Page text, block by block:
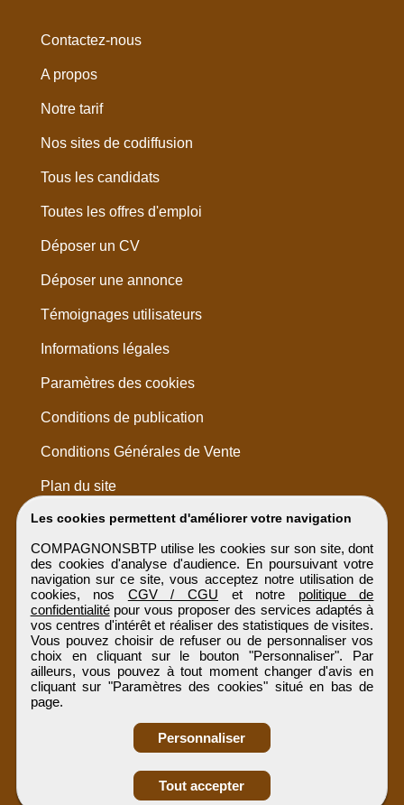
Obtenir ses
Les cookies permettent d'améliorer votre navigation
COMPAGNONSBTP utilise les cookies sur son site, dont
des cookies d'analyse d'audience. En poursuivant votre
navigation sur ce site, vous acceptez notre utilisation de
cookies, nos CGV / CGU et notre politique de
confidentialitépour vous proposer des services adaptés à
vos centres d'intérêt et réaliser des statistiques de visites.
Vous pouvez choisir de refuser ou de personnaliser vos
choix en cliquant sur le bouton "Personnaliser". Par
ailleurs, vous pouvez à tout moment changer d'avis en
cliquant sur "Paramètres des cookies" situé en bas de
page.
Personnaliser
Tout accepter
Contactez-nous
A propos
Notre tarif
Nos sites de codiffusion
Tous les candidats
Toutes les offres d'emploi
Déposer un CV
Déposer une annonce
Témoignages utilisateurs
Informations légales
Paramètres des cookies
Conditions de publication
Conditions Générales de Vente
Plan du site
COMPAGNONSBTP